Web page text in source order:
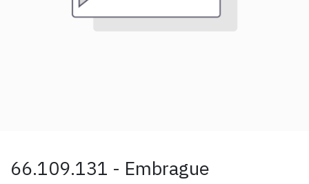
66.109.131 - Embrague